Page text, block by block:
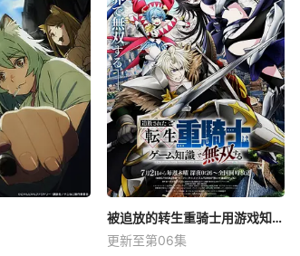
被追放的转生重骑士用游戏知识开无双
更新至第06集